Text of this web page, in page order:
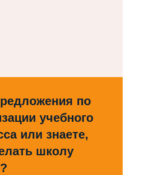
по
учебного
или знаете,
школу